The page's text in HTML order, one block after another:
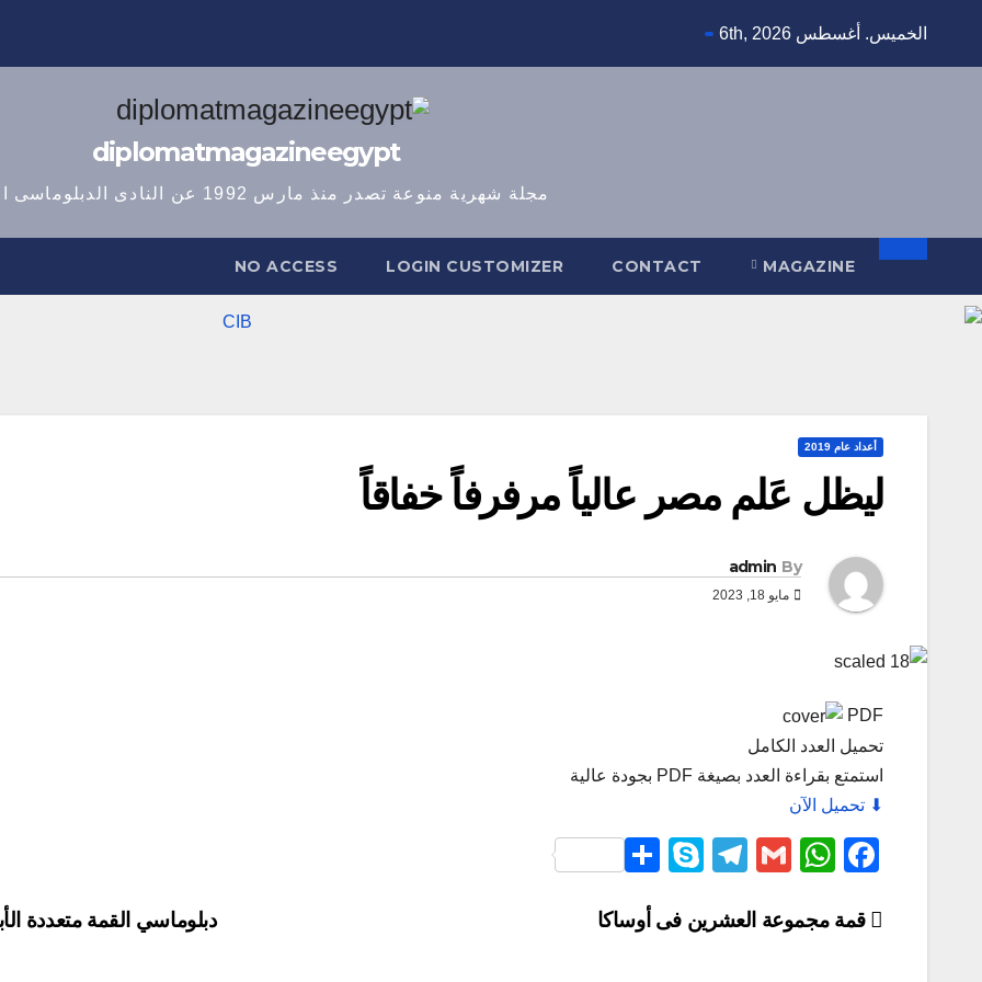
الخميس. أغسطس 6th, 2026
diplomatmagazineegypt
مجلة شهرية منوعة تصدر منذ مارس 1992 عن النادى الدبلوماسى المصرى
MAGAZINE
CONTACT
LOGIN CUSTOMIZER
NO ACCESS
أعداد عام 2019
ليظل عَلم مصر عالياً مرفرفاً خفاقاً
By
admin
مايو 18, 2023
PDF
تحميل العدد الكامل
استمتع بقراءة العدد بصيغة PDF بجودة عالية
⬇ تحميل الآن
F
c
W
at
G
ail
T
e
S
p
ar
دبلوماسي القمة متعددة قمة مجموعة العشرين فى أوساكا